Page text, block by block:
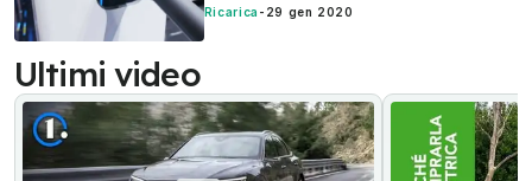
Ricarica - 29 gen 2020
Ultimi video